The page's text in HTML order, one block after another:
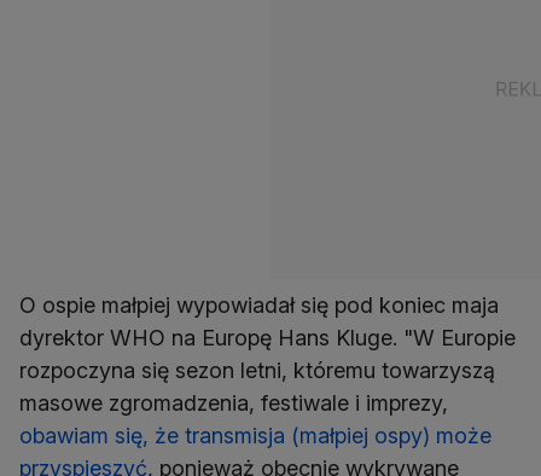
O ospie małpiej wypowiadał się pod koniec maja
dyrektor WHO na Europę Hans Kluge. "W Europie
rozpoczyna się sezon letni, któremu towarzyszą
masowe zgromadzenia, festiwale i imprezy,
obawiam się, że transmisja (małpiej ospy) może
przyspieszyć, ponieważ obecnie wykrywane